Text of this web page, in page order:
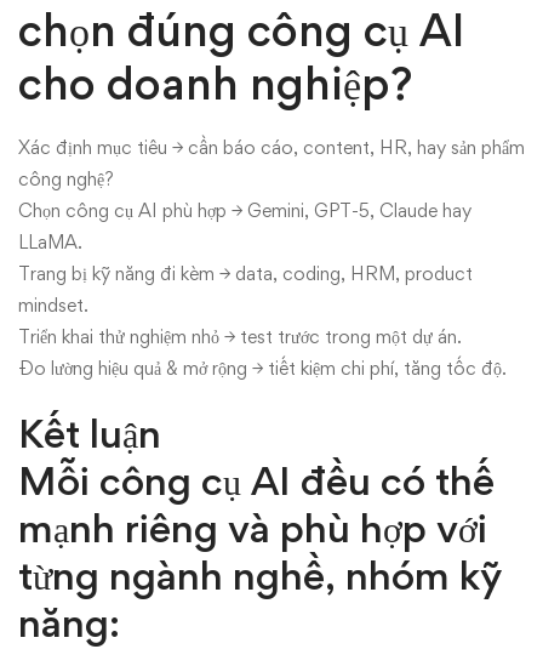
chọn đúng công cụ AI
cho doanh nghiệp?
Xác định mục tiêu → cần báo cáo, content, HR, hay sản phẩm
công nghệ?
Chọn công cụ AI phù hợp → Gemini, GPT-5, Claude hay
LLaMA.
Trang bị kỹ năng đi kèm → data, coding, HRM, product
mindset.
Triển khai thử nghiệm nhỏ → test trước trong một dự án.
Đo lường hiệu quả & mở rộng → tiết kiệm chi phí, tăng tốc độ.
Kết luận
Mỗi công cụ AI đều có thế
mạnh riêng và phù hợp với
từng ngành nghề, nhóm kỹ
năng: